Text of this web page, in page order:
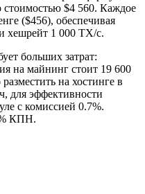
стоимостью $4 560. Каждое
($456), обеспечивая
хешрейт 1 000 TХ/с.
больших затрат:
на майнинг стоит 19 600
на хостинге в
для эффективности
с комиссией 0.7%.
КПН.